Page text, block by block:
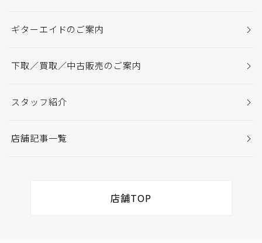
ギターエイドのご案内
下取／買取／中古販売のご案内
スタッフ紹介
店舗記事一覧
店舗TOP